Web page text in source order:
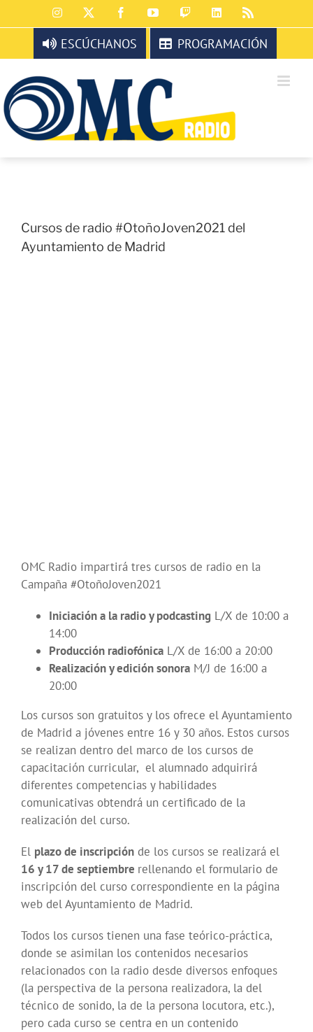
al
contenido
Instagram FacebookYouTubeTwitchLinkedIn
ESCÚCHANOS PROGRAMACIÓN
Cursos de radio #OtoñoJoven2021 del
Ayuntamiento de Madrid
OMC Radio impartirá tres cursos de radio en la
Campaña #OtoñoJoven2021
Iniciación a la radio y podcasting L/X de 10:00 a
14:00
Producción radiofónica L/X de 16:00 a 20:00
Realización y edición sonora M/J de 16:00 a
20:00
Los cursos son gratuitos y los ofrece el Ayuntamiento
de Madrid a jóvenes entre 16 y 30 años. Estos cursos
se realizan dentro del marco de los cursos de
capacitación curricular, el alumnado adquirirá
diferentes competencias y habilidades
comunicativas obtendrá un certificado de la
realización del curso.
El plazo de inscripción de los cursos se realizará el
16 y 17 de septiembre rellenando el formulario de
inscripción del curso correspondiente en la página
web del Ayuntamiento de Madrid.
Todos los cursos tienen una fase teórico-práctica,
donde se asimilan los contenidos necesarios
relacionados con la radio desde diversos enfoques
(la perspectiva de la persona realizadora, la del
técnico de sonido, la de la persona locutora, etc.),
pero cada curso se centra en un contenido